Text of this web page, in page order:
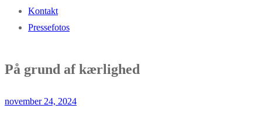
Kontakt
Pressefotos
På grund af kærlighed
november 24, 2024